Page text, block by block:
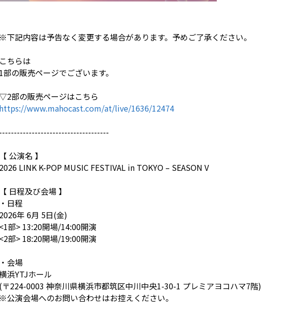
※下記内容は予告なく変更する場合があります。予めご了承ください。
こちらは
1部の販売ページでございます。
部の販売ページはこちら
https://www.mahocast.com/at/live/1636/12474
-------------------------------------
【 公演名 】
2026 LINK K-POP MUSIC FESTIVAL in TOKYO – SEASON V
【 日程及び会場 】
・日程
2026年 6月 5日(金)
<1部> 13:20開場/14:00開演
<2部> 18:20開場/19:00開演
・会場
浜YTJホール
(〒224-0003 神奈川県横浜市都筑区中川中央1-30-1 プレミアヨコハマ7階)
※公演会場へのお問い合わせはお控えください。